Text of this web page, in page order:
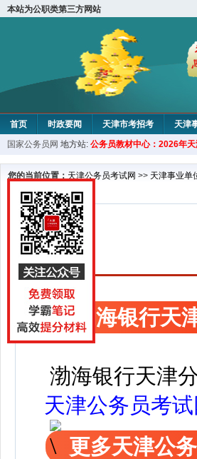
本站为公职类第三方网站
首页 时政要闻 天津市考招考 天津
教材中心
国家公务员网 地方站: 公务员教材中心：2026年
您的当前位置： 天津公务员考试网 >> 天津事业单
渤海银行天
渤海银行天津
天津公务员考试
更多天津公